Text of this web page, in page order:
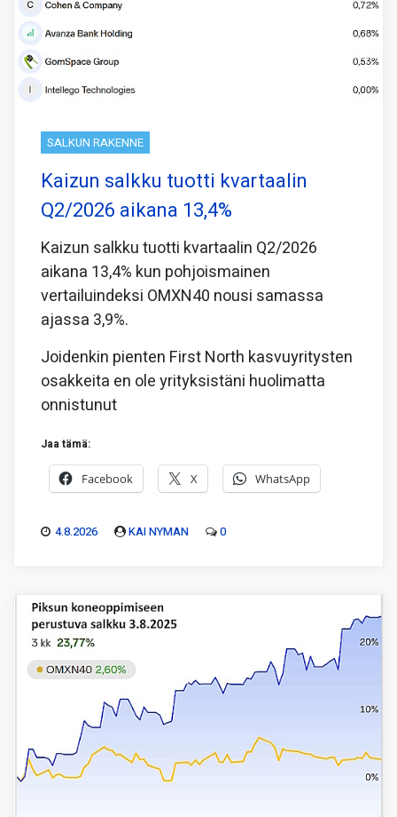
SALKUN RAKENNE
Kaizun salkku tuotti kvartaalin
Q2/2026 aikana 13,4%
Kaizun salkku tuotti kvartaalin Q2/2026
aikana 13,4% kun pohjoismainen
vertailuindeksi OMXN40 nousi samassa
ajassa 3,9%.
Joidenkin pienten First North kasvuyritysten
osakkeita en ole yrityksistäni huolimatta
onnistunut
Jaa tämä:
Facebook X WhatsApp
4.8.2026 KAI NYMAN 0